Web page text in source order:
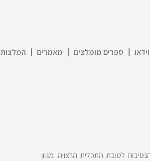
וידאו ספרים מומלצים מאמרים המלצות
לטובת התכלית הרצויה. מגוון